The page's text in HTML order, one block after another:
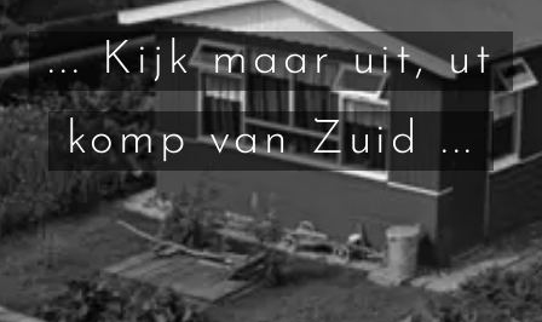
... Kijk maar uit, ut
komp van Zuid ...